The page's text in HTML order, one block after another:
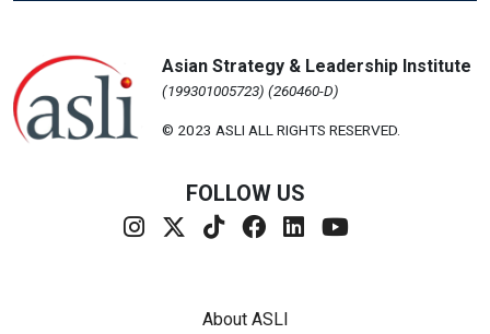
Asian Strategy & Leadership Institute
(199301005723) (260460-D)
© 2023 ASLI ALL RIGHTS RESERVED.
FOLLOW US
About ASLI